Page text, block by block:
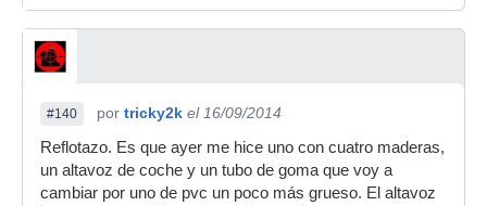
#140 por tricky2k el 16/09/2014
Reflotazo. Es que ayer me hice uno con cuatro maderas,
un altavoz de coche y un tubo de goma que voy a
cambiar por uno de pvc un poco más grueso. El altavoz